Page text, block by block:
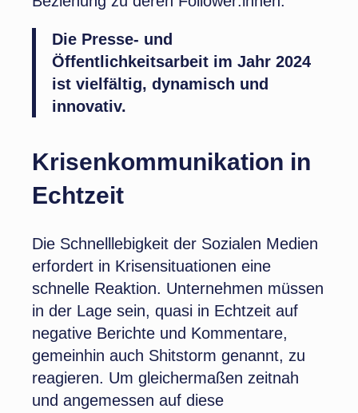
Die Presse- und
Öffentlichkeitsarbeit im Jahr 2024
ist vielfältig, dynamisch und
innovativ.
Krisenkommunikation in
Echtzeit
Die Schnelllebigkeit der Sozialen Medien
erfordert in Krisensituationen eine
schnelle Reaktion. Unternehmen müssen
in der Lage sein, quasi in Echtzeit auf
negative Berichte und Kommentare,
gemeinhin auch Shitstorm genannt, zu
reagieren. Um gleichermaßen zeitnah
und angemessen auf diese